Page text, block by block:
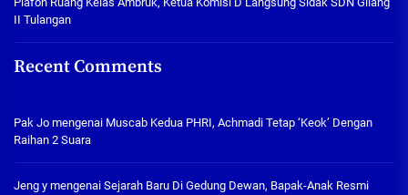
II Tulangan
Recent Comments
Pak Jo mengenai Muscab Kedua PHRI, Achmadi Tetap ‘Keok’ Dengan
Raihan 2 Suara
Jeng y mengenai Sejarah Baru Di Gedung Dewan, Bapak-Anak Resmi